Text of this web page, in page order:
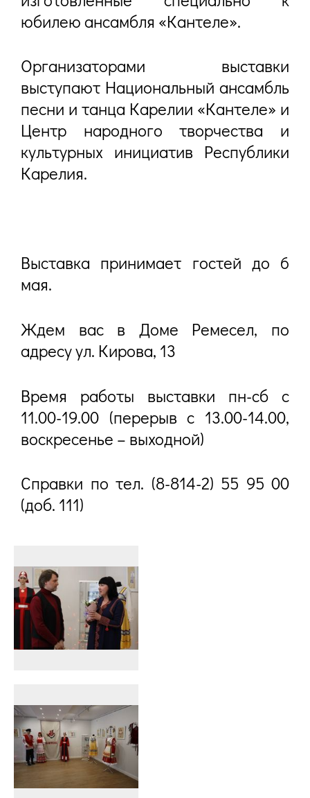
юбилею ансамбля «Кантеле».
Организаторами выставки
выступают Национальный ансамбль
песни и танца Карелии «Кантеле» и
Центр народного творчества и
культурных инициатив Республики
Карелия.
Выставка принимает гостей до 6
мая.
Ждем вас в Доме Ремесел, по
адресу ул. Кирова, 13
Время работы выставки пн-сб с
11.00-19.00 (перерыв с 13.00-14.00,
воскресенье – выходной)
Справки по тел. (8-814-2) 55 95 00
(доб. 111)